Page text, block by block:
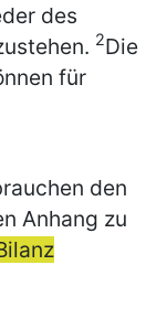
des
2Die
für
den
Anhang zu